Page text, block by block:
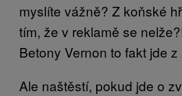
myslíte vážně? Z koňské
tím, že v reklamě se
Betony Vernon to fakt jde
Ale naštěstí, pokud jde o